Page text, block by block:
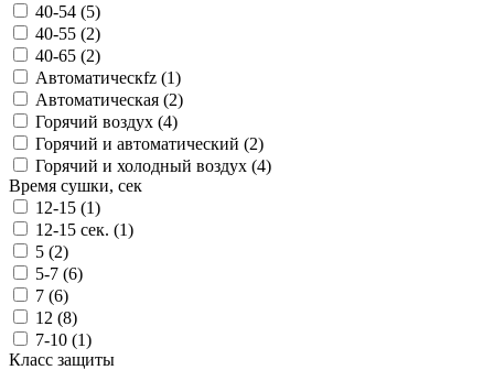
40-54 (5)
40-55 (2)
40-65 (2)
Автоматическfz (1)
Автоматическая (2)
Горячий воздух (4)
Горячий и автоматический (2)
Горячий и холодный воздух (4)
Время сушки, сек
12-15 (1)
12-15 сек. (1)
5 (2)
5-7 (6)
7 (6)
12 (8)
7-10 (1)
Класс защиты